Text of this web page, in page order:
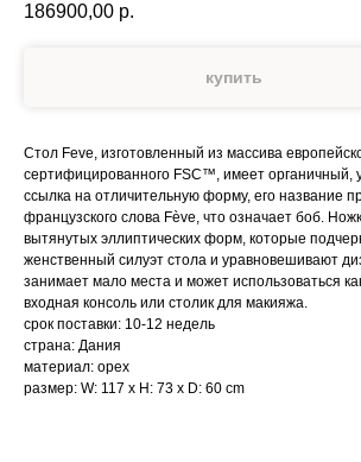
186900,00 р.
купить
Стол Feve, изготовленный из массива
сертифицированного FSC™, имеет органичный,
ссылка на отличительную форму, его название
французского слова Fève, что означает боб.
вытянутых эллиптических форм, которые
женственный силуэт стола и уравновешивают
занимает мало места и может использоваться
входная консоль или столик для макияжа.
срок поставки: 10-12 недель
страна: Дания
материал: орех
размер: W: 117 x H: 73 x D: 60 cm